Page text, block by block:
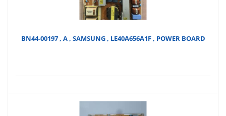
BN44-00197 , A , SAMSUNG , LE40A656A1F , POWER BOARD